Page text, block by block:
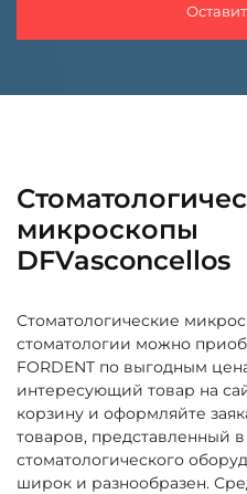
микроскопы
DFVasconcellos
Стоматологические
стоматологии можно
FORDENT по выгодным
интересующий товар на
корзину и оформляйте
товаров, представленный в
стоматологического
широк и разнообразен.